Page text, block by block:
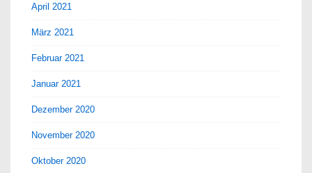
April 2021
März 2021
Februar 2021
Januar 2021
Dezember 2020
November 2020
Oktober 2020